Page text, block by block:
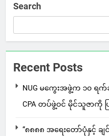
Search
Recent Posts
NUG မကွေးအဖွဲ့က ၁၀ ရက်
CPA တပ်ဖွဲ့ဝင် မိုင်သူဇာကို
“၈၈၈၈ အရေးတော်ပုံနှင့် ချင်